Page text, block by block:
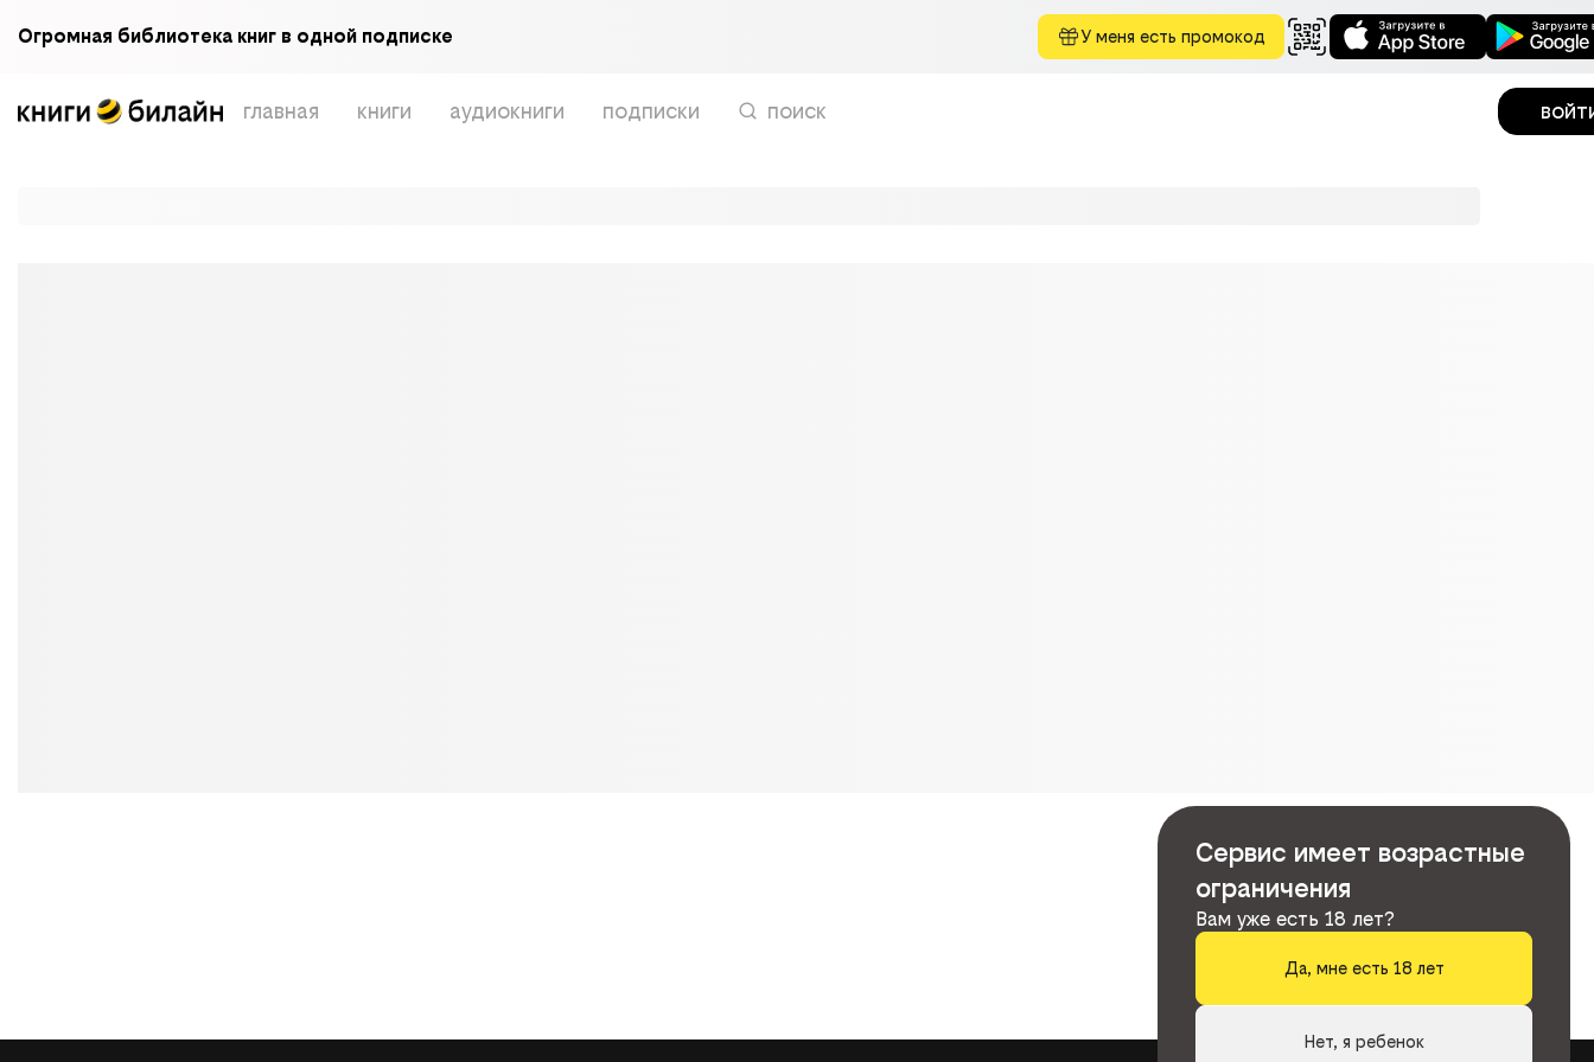
Огромная библиотека книг в одной подписке У меня есть промокод
главная книги аудиокниги подписки поиск
Сервис имеет возрастные
ограничения
Вам уже есть 18 лет?
Да, мне есть 18 лет
Нет, я ребенок